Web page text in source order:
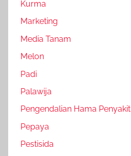
Kurma
Marketing
Media Tanam
Melon
Padi
Palawija
Pengendalian Hama Penyakit
Pepaya
Pestisida